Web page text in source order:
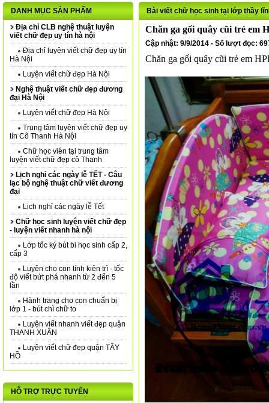
DANH MỤC SẢN PHẨM
Địa chỉ CLB nghệ thuật luyện
viết chữ đẹp uy tín hà nội
Địa chỉ luyện viết chữ đẹp uy tín
Hà Nội
Luyện viết chữ đẹp Hà Nội
Nghệ thuật viết chữ đẹp đương
đại Hà Nội
Luyện viết chữ đẹp Hà Nội
Trung tâm luyện viết chữ đẹp uy
tín Cô Thanh Hà Nội
Chữ học viên tại trung tâm
luyện viết chữ đẹp cô Thanh
Lịch nghỉ các ngày lễ TẾT - Câu
lạc bộ nghệ thuật chữ viết đương
đại
Lịch nghỉ các ngày lễ Tết
Chữ học sinh luyện viết chữ đẹp
- luyện viết nhanh hà nội
Lớp tốc ký bút bi học sinh cấp 2,
cấp 3
Luyện cho con tính kiên trì - tốc
độ viết bứt phá nhanh từ 2 đến 5
lần
Hành trang cho con chuẩn bị
lớp 1 - bút chì chữ to
Luyện viết nhanh viết đẹp quận
THANH XUÂN
Luyện viết chữ đẹp quận TÂY
HỒ
HỖ TRỢ TRỰC TUYẾN
Bài viết chữ học sinh tại lớp thầy
Chăn ga gối quây cũi trẻ em
Cập nhật: 9/9/2014 - Số lượt đọc:
Chăn ga gối quây cũi trẻ em